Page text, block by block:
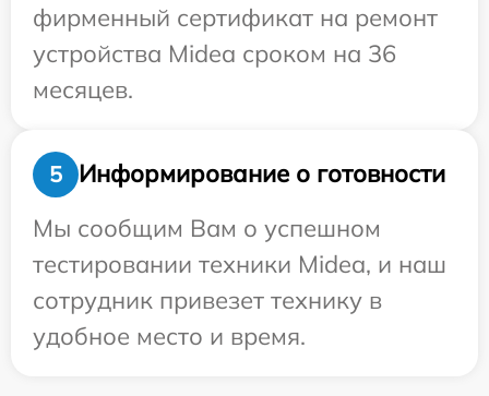
фирменный сертификат на ремонт
устройства Midea сроком на 36
месяцев.
5
Информирование о готовности
Мы сообщим Вам о успешном
тестировании техники Midea, и наш
сотрудник привезет технику в
удобное место и время.